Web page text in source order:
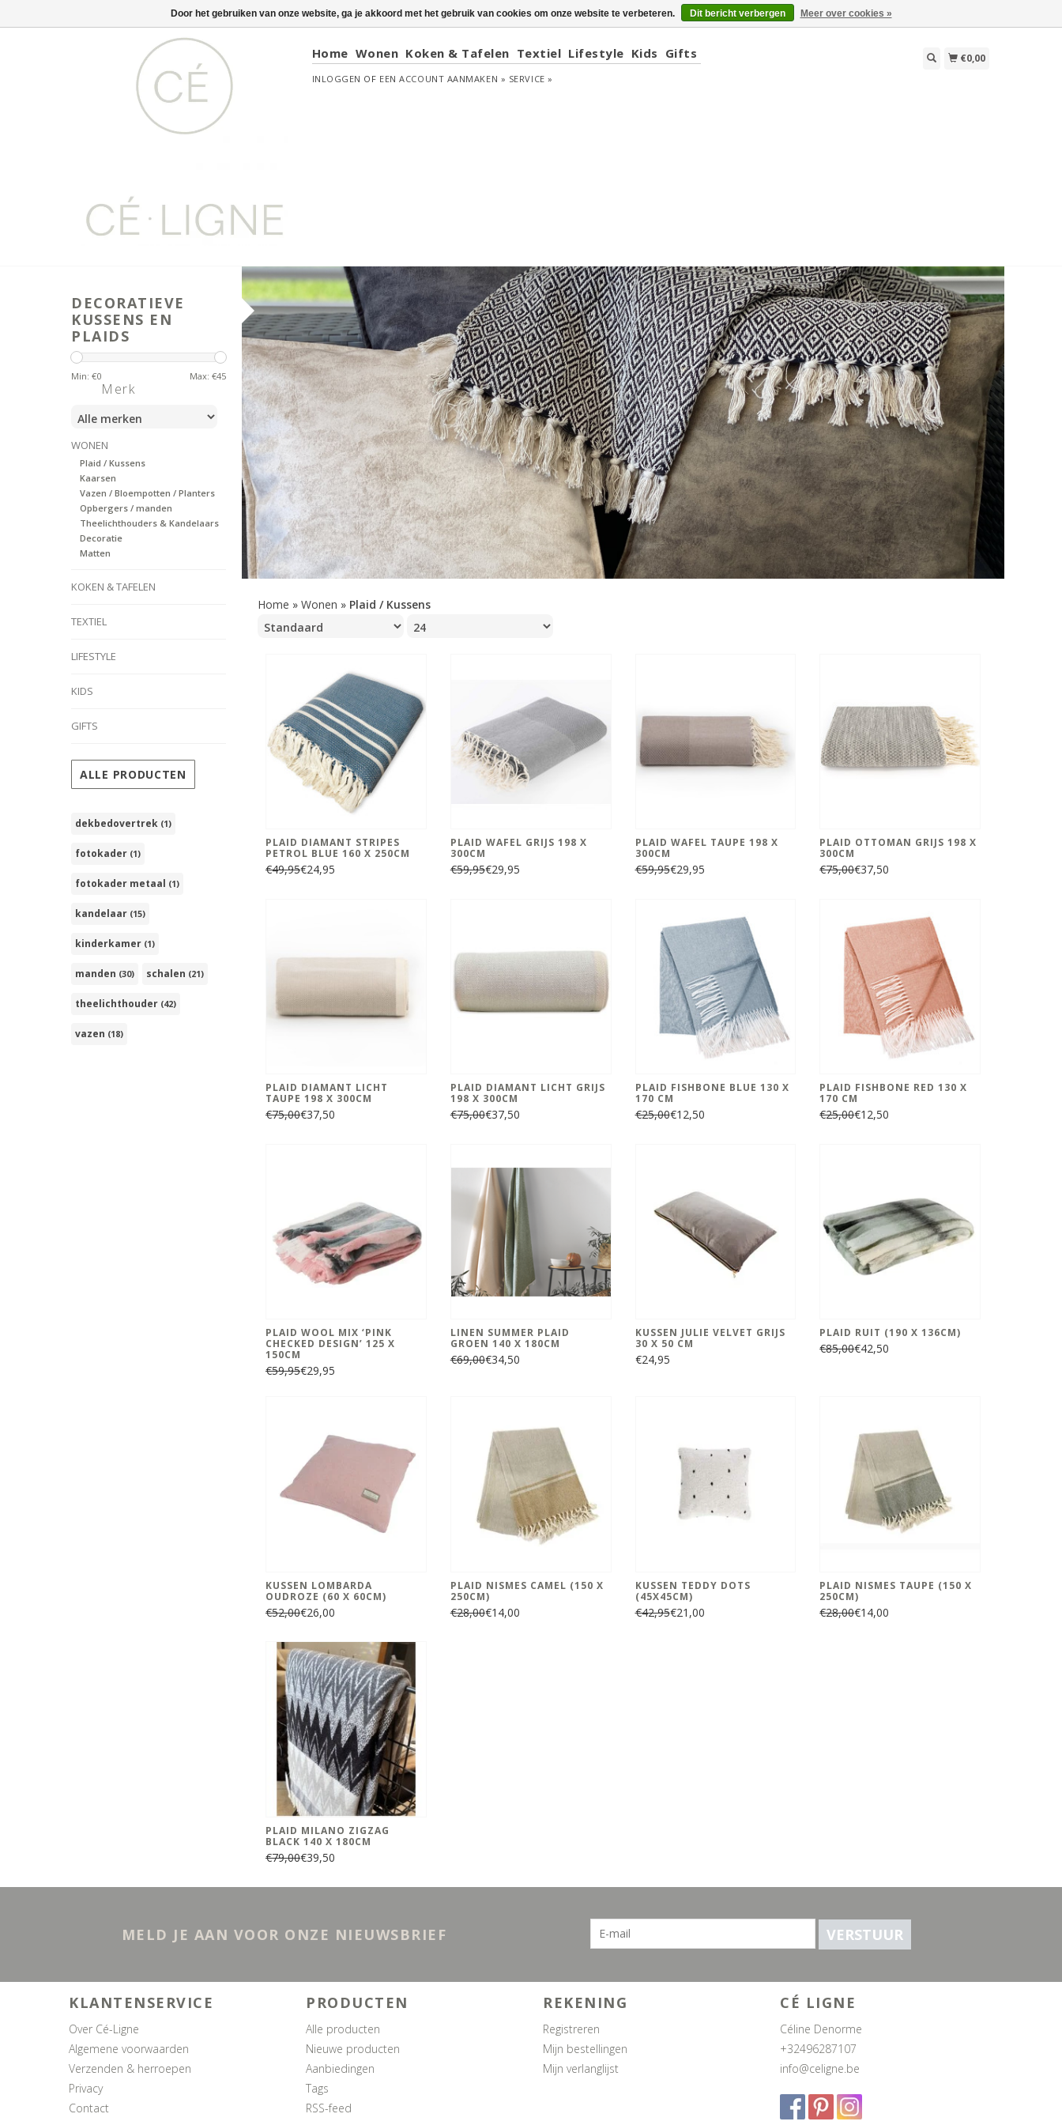
Home Wonen Koken & Tafelen Textiel Lifestyle Kids Gifts
INLOGGEN OF EEN ACCOUNT AANMAKEN » SERVICE »
€0,00
DECORATIEVE
KUSSENS EN
PLAIDS
Min: €0 Max: €45
Merk
WONEN
Plaid / Kussens
Kaarsen
Vazen / Bloempotten / Planters
Opbergers / manden
Theelichthouders & Kandelaars
Decoratie
Matten
KOKEN & TAFELEN
TEXTIEL
LIFESTYLE
KIDS
GIFTS
ALLE PRODUCTEN
dekbedovertrek (1)
fotokader (1)
fotokader metaal (1)
kandelaar (15)
kinderkamer (1)
manden (30) schalen (21)
theelichthouder (42)
vazen (18)
Home » Wonen » Plaid / Kussens
PLAID DIAMANT STRIPES
PETROL BLUE 160 X 250CM
€49,95€24,95
PLAID WAFEL GRIJS 198 X
300CM
€59,95€29,95
PLAID WAFEL TAUPE 198 X
300CM
€59,95€29,95
PLAID OTTOMAN GRIJS 198 X
300CM
€75,00€37,50
PLAID DIAMANT LICHT
TAUPE 198 X 300CM
€75,00€37,50
PLAID DIAMANT LICHT GRIJS
198 X 300CM
€75,00€37,50
PLAID FISHBONE BLUE 130 X
170 CM
€25,00€12,50
PLAID FISHBONE RED 130 X
170 CM
€25,00€12,50
PLAID WOOL MIX ‘PINK
CHECKED DESIGN’ 125 X
150CM
€59,95€29,95
LINEN SUMMER PLAID
GROEN 140 X 180CM
€69,00€34,50
KUSSEN JULIE VELVET GRIJS
30 X 50 CM
€24,95
PLAID RUIT (190 X 136CM)
€85,00€42,50
KUSSEN LOMBARDA
OUDROZE (60 X 60CM)
€52,00€26,00
PLAID NISMES CAMEL (150 X
250CM)
€28,00€14,00
KUSSEN TEDDY DOTS
(45X45CM)
€42,95€21,00
PLAID NISMES TAUPE (150 X
250CM)
€28,00€14,00
PLAID MILANO ZIGZAG
BLACK 140 X 180CM
€79,00€39,50
MELD JE AAN VOOR ONZE NIEUWSBRIEF VERSTUUR
KLANTENSERVICE
Over Cé-Ligne
Algemene voorwaarden
Verzenden & herroepen
Privacy
Contact
PRODUCTEN
Alle producten
Nieuwe producten
Aanbiedingen
Tags
RSS-feed
REKENING
Registreren
Mijn bestellingen
Mijn verlanglijst
CÉ LIGNE
Céline Denorme
+32496287107
info@celigne.be
Door het gebruiken van onze website, ga je akkoord met het gebruik van cookies om onze website te verbeteren. Dit bericht verbergen Meer over cookies »